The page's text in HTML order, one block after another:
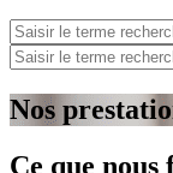
Nos
Ce que nous